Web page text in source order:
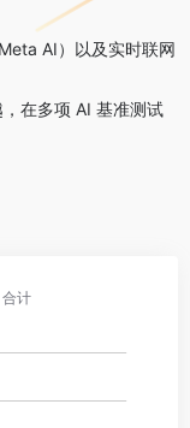
AI）以及实时联网
在多项 AI 基准测试